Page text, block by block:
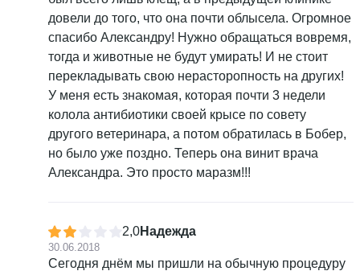
довели до того, что она почти облысела. Огромное
спасибо Александру! Нужно обращаться вовремя,
тогда и животные не будут умирать! И не стоит
перекладывать свою нерасторопность на других!
У меня есть знакомая, которая почти 3 недели
колола антибиотики своей крысе по совету
другого ветеринара, а потом обратилась в Бобер,
но было уже поздно. Теперь она винит врача
Александра. Это просто маразм!!!
2,0Надежда
30.06.2018
Сегодня днём мы пришли на обычную процедуру